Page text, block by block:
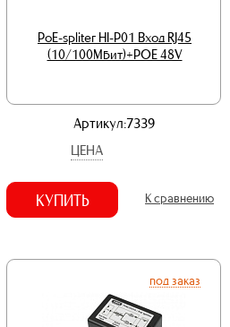
PoE-spliter HI-P01 Вход RJ45
(10/100Мбит)+POE 48V
Артикул:7339
ЦЕНА
КУПИТЬ К сравнению
под заказ